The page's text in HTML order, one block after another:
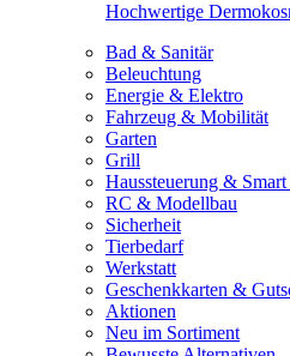
Hochwertige
Bad & Sanitär
Beleuchtung
Energie & Elektro
Fahrzeug & Mobilität
Garten
Grill
Haussteuerung &
RC & Modellbau
Sicherheit
Tierbedarf
Werkstatt
Geschenkkarten &
Aktionen
Neu im Sortiment